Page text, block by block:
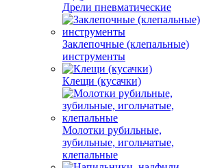
Дрели пневматические
Заклепочные (клепальные)
инструменты
Клещи (кусачки)
Молотки рубильные,
зубильные, игольчатые,
клепальные